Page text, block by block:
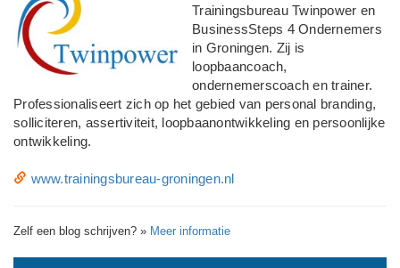
Trainingsbureau Twinpower en
BusinessSteps 4 Ondernemers
in Groningen. Zij is
loopbaancoach,
ondernemerscoach en trainer.
Professionaliseert zich op het gebied van personal branding,
solliciteren, assertiviteit, loopbaanontwikkeling en persoonlijke
ontwikkeling.
www.trainingsbureau-groningen.nl
Zelf een blog schrijven? » Meer informatie